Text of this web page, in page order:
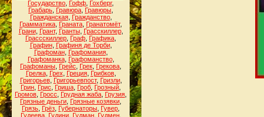
Государство Гофф Гохберг,
Грабарь Гравюра Гравюры
Гражданская, Гражданство,
Грамматика Граната Гранатомёт,
Грани, Грант, Гранты, Грасскиллер,
Грассскиллер Граф Графика
Графин, Графиня де Торби,
Графоман, Графомания,
Графоманка, Графоманство,
Графоманы Грейс Грек Грекова
Грелка, Грех Греция, Грибков,
Григорьев, Григорьевпост, Гризли,
Грин Грис Гриша Гроб Грозный
Громов Гросс Грудная жаба Грузия
Грязные деньги Грязные козявки
Грязь Грёз Губернаторы Гувер
Гудеева, Гудини, Гудман, Гудмен,